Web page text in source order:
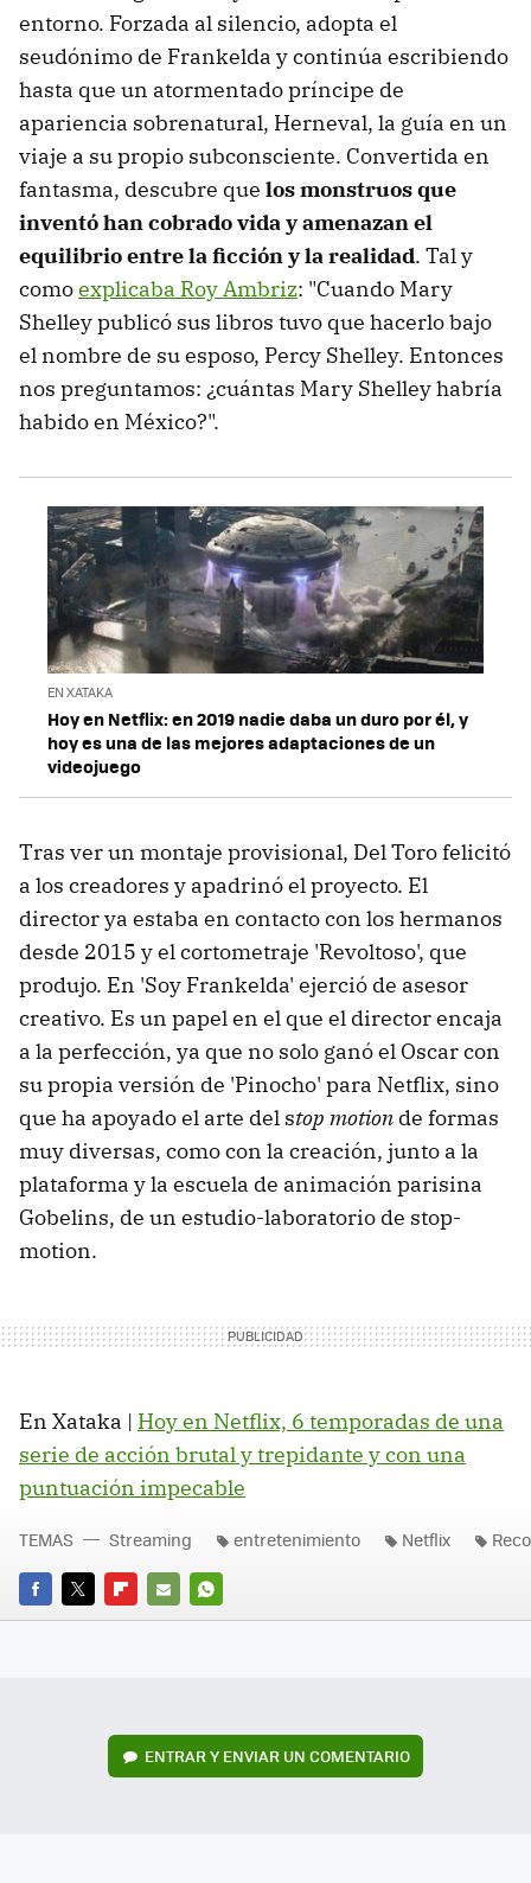
entorno. Forzada al silencio, adopta el
seudónimo de Frankelda y continúa escribiendo
hasta que un atormentado príncipe de
apariencia sobrenatural, Herneval, la guía en un
viaje a su propio subconsciente. Convertida en
fantasma, descubre que los monstruos que
inventó han cobrado vida y amenazan el
equilibrio entre la ficción y la realidad. Tal y
comoexplicaba Roy Ambriz: "Cuando Mary
Shelley publicó sus libros tuvo que hacerlo bajo
el nombre de su esposo, Percy Shelley. Entonces
nos preguntamos: ¿cuántas Mary Shelley habría
habido en México?".
EN XATAKA
Hoy en Netflix: en 2019 nadie daba un duro por él, y
hoy es una de las mejores adaptaciones de un
videojuego
Tras ver un montaje provisional, Del Toro felicitó
a los creadores y apadrinó el proyecto. El
director ya estaba en contacto con los hermanos
desde 2015 y el cortometraje 'Revoltoso', que
produjo. En 'Soy Frankelda' ejerció de asesor
creativo. Es un papel en el que el director encaja
a la perfección, ya que no solo ganó el Oscar con
su propia versión de 'Pinocho' para Netflix, sino
que ha apoyado el arte del stop motion de formas
muy diversas, como con la creación, junto a la
plataforma y la escuela de animación parisina
Gobelins, de un estudio-laboratorio de stop-
motion.
En Xataka | Hoy en Netflix, 6 temporadas de una
serie de acción brutal y trepidante y con una
puntuación impecable
FACEBOOK
TWITTERFLIPBOARD
E-
WHATSAPP
TEMAS Streaming entretenimiento Netflix
ENTRAR Y ENVIAR UN COMENTARIO